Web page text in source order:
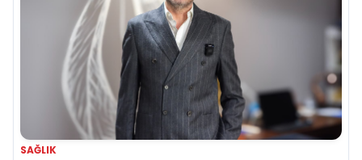
SAĞLIK